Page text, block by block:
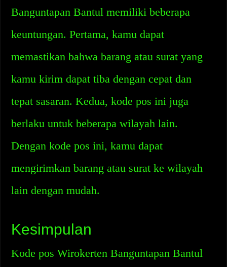
Banguntapan Bantul memiliki beberapa
keuntungan. Pertama, kamu dapat
memastikan bahwa barang atau surat yang
kamu kirim dapat tiba dengan cepat dan
tepat sasaran. Kedua, kode pos ini juga
berlaku untuk beberapa wilayah lain.
Dengan kode pos ini, kamu dapat
mengirimkan barang atau surat ke wilayah
lain dengan mudah.
Kesimpulan
Kode pos Wirokerten Banguntapan Bantul